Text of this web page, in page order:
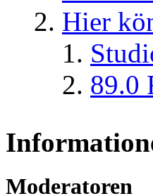
Hier
89.0
Moderatoren